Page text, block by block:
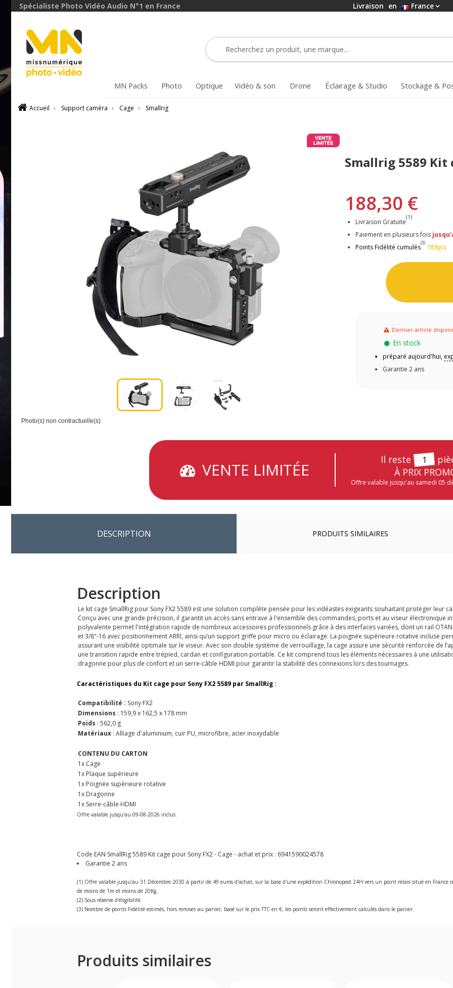
Spécialiste Photo Vidéo Audio N°1 en France Livraison en France
MN Packs Photo Optique Vidéo & son Drone Éclairage & Studio Stockage &
Accueil › Support caméra › Cage › Smallrig
Photo(s) non contractuelle(s)
Smallrig 5589 Kit
188,30 €
Livraison Gratuite
(1)
Paiement en plusieurs fois
Points Fidélité cumulés
(3)
189pts
Dernier article
En stock
préparé aujourd'hui,
Garantie 2 ans
VENTE LIMITÉE
Il reste 1
À PRIX
Offre valable jusqu'au samedi 05
DESCRIPTION PRODUITS SIMILAIRES
Description
Le kit cage SmallRig pour Sony FX2 5589 est une solution complète pensée pour les vidéastes exigeants souhaitant protéger leur
Conçu avec une grande précision, il garantit un accès sans entrave à l'ensemble des commandes, ports et au viseur électronique
polyvalente permet l'intégration rapide de nombreux accessoires professionnels grâce à des interfaces variées, dont un rail
et 3/8"-16 avec positionnement ARRI, ainsi qu’un support griffe pour micro ou éclairage. La poignée supérieure rotative incluse
assurant une visibilité optimale sur le viseur. Avec son double système de verrouillage, la cage assure une sécurité renforcée de
une transition rapide entre trépied, cardan et configuration portable. Ce kit comprend tous les éléments nécessaires à une
dragonne pour plus de confort et un serre-câble HDMI pour garantir la stabilité des connexions lors des tournages.
Caractéristiques du Kit cage pour Sony FX2 5589 par SmallRig :
Compatibilité : Sony FX2
Dimensions : 159,9 x 162,5 x 178 mm
Poids : 562,0 g
Matériaux : Alliage d'aluminium, cuir PU, microfibre, acier inoxydable
CONTENU DU CARTON
1x Cage
1x Plaque supérieure
1x Poignée supérieure rotative
1x Dragonne
1x Serre-câble HDMI
Offre valable jusqu'au 09-08-2026 inclus.
Code EAN SmallRig 5589 Kit cage pour Sony FX2 - Cage - achat et prix : 6941590024578
Garantie 2 ans
(1) Offre valable jusqu'au 31 Décembre 2030 à partir de 49 euros d'achat, sur la base d'une expédition Chronopost 24H vers un point relais situé en
de moins de 1m et moins de 20Kg.
(2) Sous réserve d'éligibilité.
(3) Nombre de points Fidélité estimés, hors remises au panier, basé sur le prix TTC en €, les points seront effectivement calculés dans le panier.
Produits similaires